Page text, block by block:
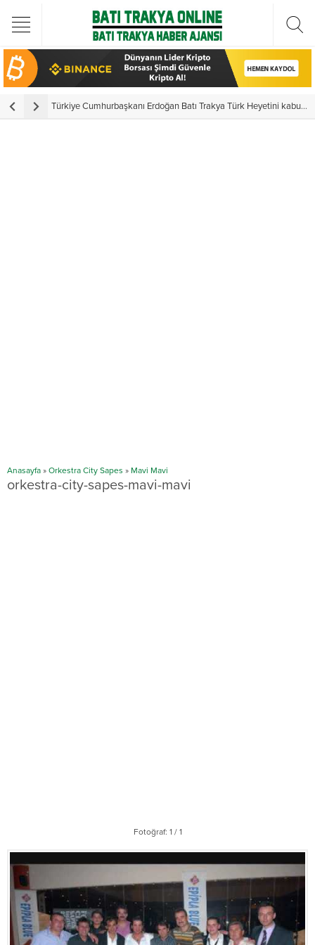
Türkiye Cumhurbaşkanı Erdoğan Batı Trakya Türk Heyetini kabul etti
Anasayfa » Orkestra City Sapes » Mavi Mavi
orkestra-city-sapes-mavi-mavi
Fotoğraf: 1 / 1